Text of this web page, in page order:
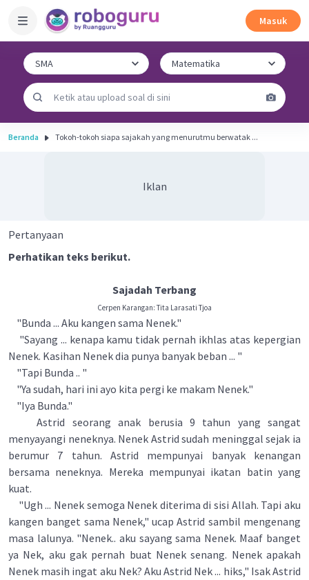
Masuk
Beranda Tokoh-tokoh siapa sajakah yang menurutmu berwatak ...
Iklan
Pertanyaan
Perhatikan teks berikut.
Sajadah Terbang
Cerpen Karangan: Tita Larasati Tjoa
"Bunda ... Aku kangen sama Nenek."
"Sayang ... kenapa kamu tidak pernah ikhlas atas kepergian
Nenek. Kasihan Nenek dia punya banyak beban ... "
"Tapi Bunda .. "
"Ya sudah, hari ini ayo kita pergi ke makam Nenek."
"Iya Bunda."
Astrid seorang anak berusia 9 tahun yang sangat
menyayangi neneknya. Nenek Astrid sudah meninggal sejak ia
berumur 7 tahun. Astrid mempunyai banyak kenangan
bersama neneknya. Mereka mempunyai ikatan batin yang
kuat.
"Ugh ... Nenek semoga Nenek diterima di sisi Allah. Tapi aku
kangen banget sama Nenek," ucap Astrid sambil mengenang
masa lalunya. "Nenek.. aku sayang sama Nenek. Maaf banget
ya Nek, aku gak pernah buat Nenek senang. Nenek apakah
Nenek masih ingat aku Nek? Aku Astrid Nek ... hiks," Isak Astrid